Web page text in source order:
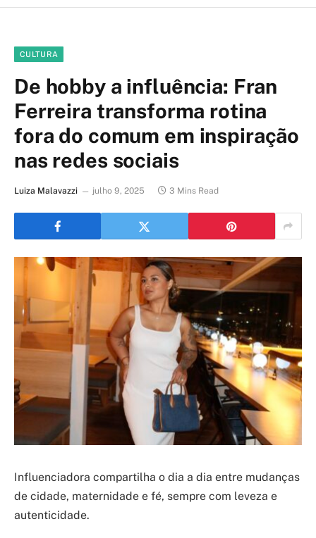
CULTURA
De hobby a influência: Fran
Ferreira transforma rotina
fora do comum em inspiração
nas redes sociais
Luiza Malavazzi julho 9, 2025 3 Mins Read
Influenciadora compartilha o dia a dia entre mudanças
de cidade, maternidade e fé, sempre com leveza e
autenticidade.